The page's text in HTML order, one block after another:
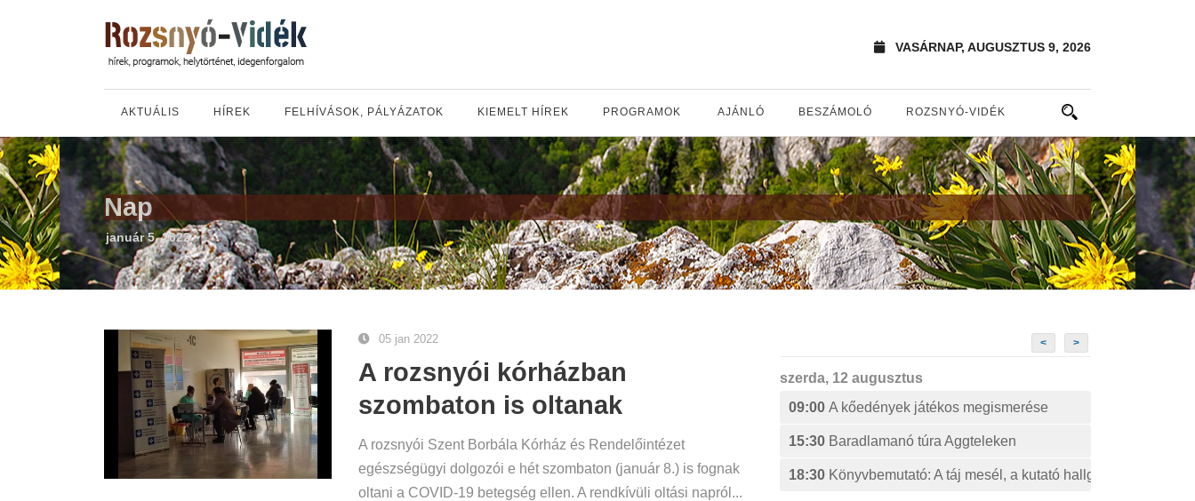
VASÁRNAP, AUGUSZTUS 9, 2026
AKTUÁLIS HÍREK FELHÍVÁSOK, PÁLYÁZATOK KIEMELT HÍREK PROGRAMOK AJÁNLÓ BESZÁMOLÓ ROZSNYÓ-VIDÉK
Nap
január 5, 2022
05 jan 2022
A rozsnyói kórházban
szombaton is oltanak
A rozsnyói Szent Borbála Kórház és Rendelőintézet
egészségügyi dolgozói e hét szombaton (január 8.) is fognak
oltani a COVID-19 betegség ellen. A rendkívüli oltási napról...
< >
szerda, 12 augusztus
09:00 A kőedények játékos megismerése
15:30 Baradlamanó túra Aggteleken
18:30 Könyvbemutató: A táj mesél, a kutató hallgatja